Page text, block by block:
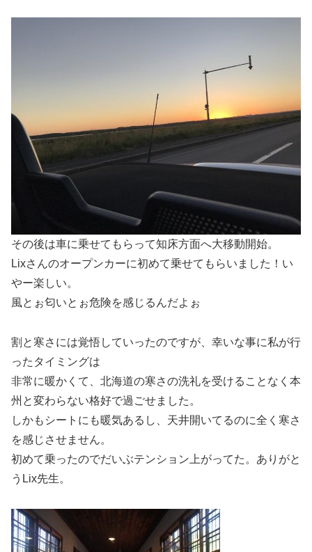
その後は車に乗せてもらって知床方面へ大移動開始。
Lixさんのオープンカーに初めて乗せてもらいました！い
やー楽しい。
風とぉ匂いとぉ危険を感じるんだよぉ
割と寒さには覚悟していったのですが、幸いな事に私が行
ったタイミングは
非常に暖かくて、北海道の寒さの洗礼を受けることなく本
州と変わらない格好で過ごせました。
しかもシートにも暖気あるし、天井開いてるのに全く寒さ
を感じさせません。
初めて乗ったのでだいぶテンション上がってた。ありがと
うLix先生。